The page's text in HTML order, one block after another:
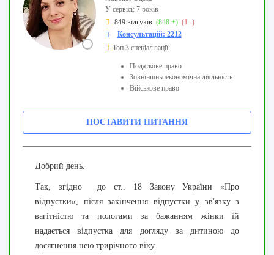
У сервісі: 7 років
849 відгуків (848 +) (1 -)
Консультацій: 2212
Топ 3 спеціалізації:
Податкове право
Зовніншньоекономічна діяльність
Військове право
ПОСТАВИТИ ПИТАННЯ
Добрий день.
Так, згідно до ст.. 18 Закону України «Про
відпустки», після закінчення відпустки у зв'язку з
вагітністю та пологами за бажанням жінки їй
надається відпустка для догляду за дитиною до
досягнення нею трирічного віку.